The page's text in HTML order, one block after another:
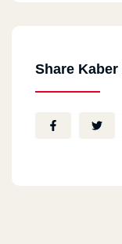
Share